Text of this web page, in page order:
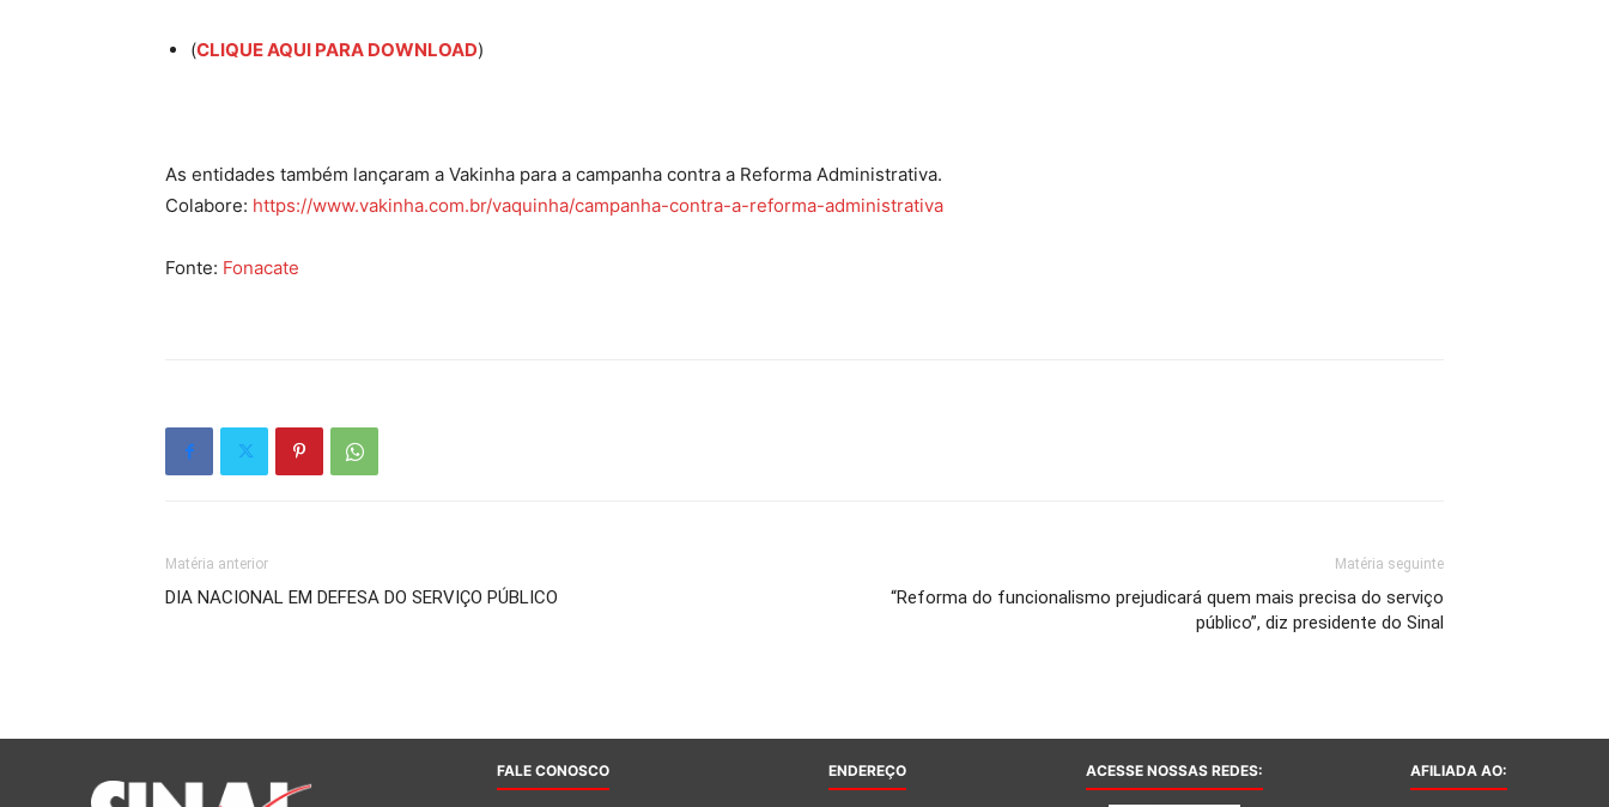
(CLIQUE AQUI PARA DOWNLOAD)
As entidades também lançaram a Vakinha para a campanha contra a Reforma Administrativa.
Colabore: https://www.vakinha.com.br/vaquinha/campanha-contra-a-reforma-administrativa
Fonte: Fonacate
Matéria anterior
DIA NACIONAL EM DEFESA DO SERVIÇO PÚBLICO
Matéria seguinte
“Reforma do funcionalismo prejudicará quem mais precisa do serviço
público”, diz presidente do Sinal
FALE CONOSCO ENDEREÇO ACESSE NOSSAS REDES: AFILIADA AO: